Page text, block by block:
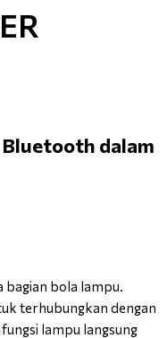
Bluetooth dalam
bola lampu.
terhubungkan dengan
lampu langsung